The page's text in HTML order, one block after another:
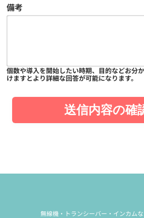
備考
個数や導入を開始したい時期、目的などお分
けますとより詳細な回答が可能になります。
送信内容の確
無線機・トランシーバー・インカムな